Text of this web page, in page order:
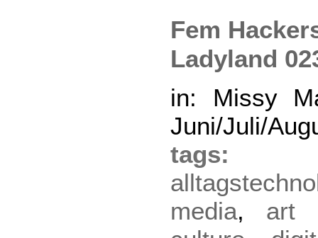
Fem
Ladyland
in: Missy
Juni/Juli/
media, art